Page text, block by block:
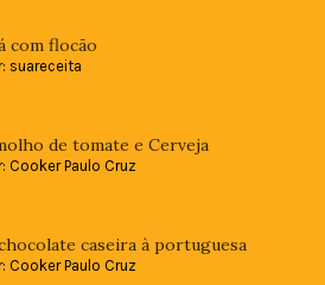
com flocão
suareceita
de tomate e Cerveja
Cooker Paulo Cruz
caseira à portuguesa
Cooker Paulo Cruz